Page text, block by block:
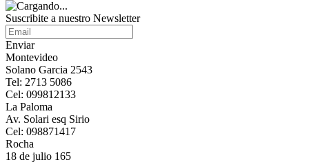
Suscribite a nuestro Newsletter
Enviar
Montevideo
Solano Garcia 2543
Tel: 2713 5086
Cel: 099812133
La Paloma
Av. Solari esq Sirio
Cel: 098871417
Rocha
18 de julio 165